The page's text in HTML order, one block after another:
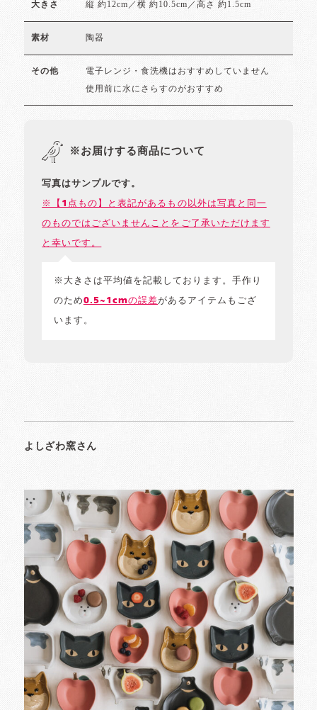
大きさ 縦 約12cm／横 約10.5cm／高さ 約1.5cm
素材 陶器
その他 電子レンジ・食洗機はおすすめしていません
使用前に水にさらすのがおすすめ
※お届けする商品について
写真はサンプルです。
※【1点もの】と表記があるもの以外は写真と同一
のものではございませんことをご了承いただけます
と幸いです。
※大きさは平均値を記載しております。手作り
のため0.5~1cmの誤差があるアイテムもござ
います。